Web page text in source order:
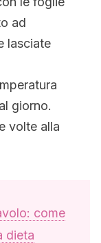
ad
lasciate
giorno.
volte alla
come
dieta